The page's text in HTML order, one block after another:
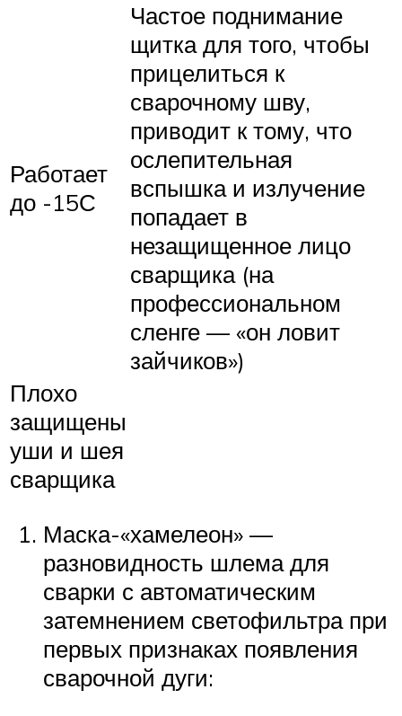
Работает
до -15С
Частое поднимание
щитка для того, чтобы
прицелиться к
сварочному шву,
приводит к тому, что
ослепительная
вспышка и излучение
попадает в
незащищенное лицо
сварщика (на
профессиональном
сленге — «он ловит
зайчиков»)
Плохо
защищены
уши и шея
сварщика
Маска-«хамелеон» —
разновидность шлема для
сварки с автоматическим
затемнением светофильтра при
первых признаках появления
сварочной дуги: